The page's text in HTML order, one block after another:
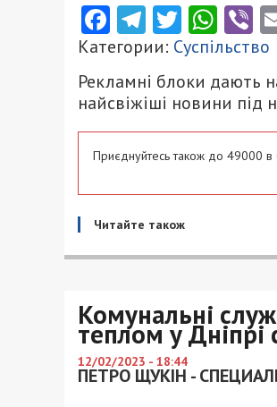
Facebook
Telegram
Twitter
Категории: Суспільство
Рекламні блоки дають
найсвіжіші новини під
Приєднуйтесь також до 49000 в
Читайте також
Комунальні
теплом у
12/02/2023 - 18:44
ПЕТРО ЩУКІН -